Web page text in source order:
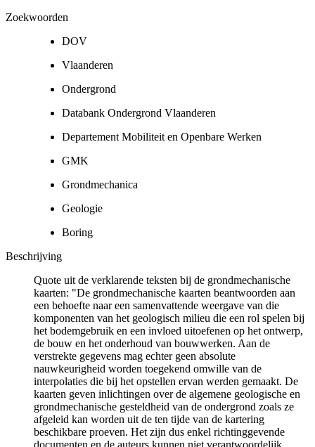
Zoekwoorden
DOV
Vlaanderen
Ondergrond
Databank Ondergrond Vlaanderen
Departement Mobiliteit en Openbare Werken
GMK
Grondmechanica
Geologie
Boring
Beschrijving
Quote uit de verklarende teksten bij de grondmechanische
kaarten: "De grondmechanische kaarten beantwoorden aan
een behoefte naar een samenvattende weergave van die
komponenten van het geologisch milieu die een rol spelen bij
het bodemgebruik en een invloed uitoefenen op het ontwerp,
de bouw en het onderhoud van bouwwerken. Aan de
verstrekte gegevens mag echter geen absolute
nauwkeurigheid worden toegekend omwille van de
interpolaties die bij het opstellen ervan werden gemaakt. De
kaarten geven inlichtingen over de algemene geologische en
grondmechanische gesteldheid van de ondergrond zoals ze
afgeleid kan worden uit de ten tijde van de kartering
beschikbare proeven. Het zijn dus enkel richtinggevende
documenten en de auteurs kunnen niet verantwoordelijk